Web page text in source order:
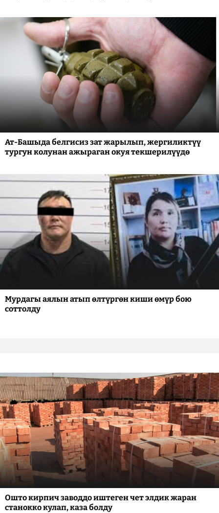
Ат-Башыда белгисиз зат жарылып, жергиликтүү
тургун колунан ажыраган окуя текшерилүүдө
Мурдагы аялын атып өлтүргөн киши өмүр бою
соттолду
Ошто кирпич заводдо иштеген чет элдик жаран
станокко кулап, каза болду